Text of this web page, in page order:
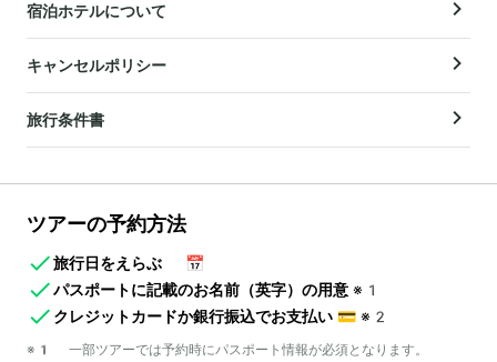
宿泊ホテルについて
キャンセルポリシー
旅行条件書
ツアーの予約方法
旅行日をえらぶ
📅
パスポートに記載のお名前（英字）の用意 ※1
クレジットカードか銀行振込でお支払い 💳 ※2
※1 一部ツアーでは予約時にパスポート情報が必須となります。